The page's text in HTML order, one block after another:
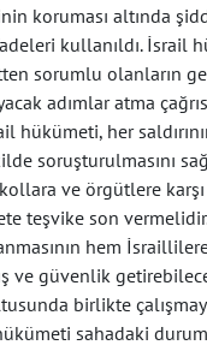
koruması altında
kullanıldı. İsrail
sorumlu olanların
adımlar atma
hükümeti, her
soruşturulmasını
ve örgütlere
teşvike son
hem
ve güvenlik
birlikte
sahadaki